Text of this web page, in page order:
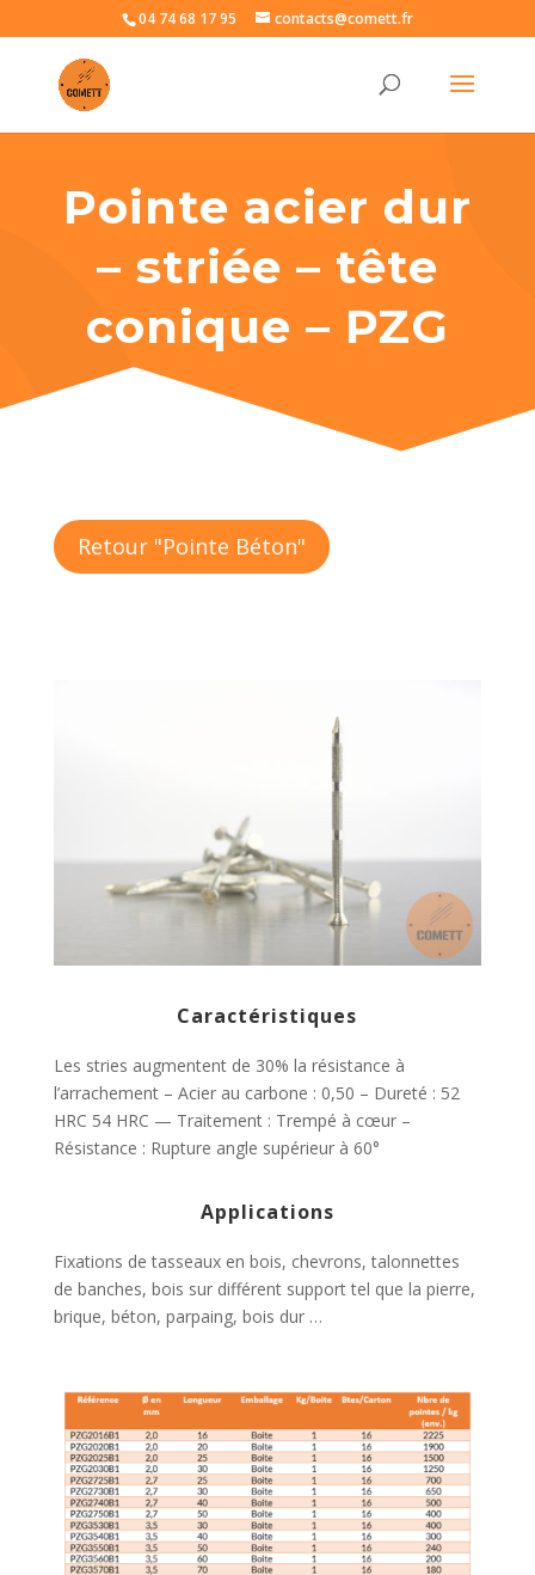
04 74 68 17 95 contacts@comett.fr
Pointe acier dur
– striée – tête
conique – PZG
Retour "Pointe Béton"
Caractéristiques
Les stries augmentent de 30% la résistance à
l’arrachement – Acier au carbone : 0,50 – Dureté : 52
HRC 54 HRC — Traitement : Trempé à cœur –
Résistance : Rupture angle supérieur à 60°
Applications
Fixations de tasseaux en bois, chevrons, talonnettes
de banches, bois sur différent support tel que la pierre,
brique, béton, parpaing, bois dur …